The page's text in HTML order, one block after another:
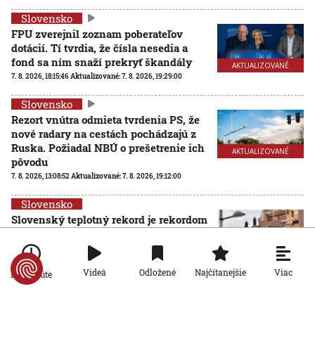
AKTUALIZOVANÉ
Slovensko
FPU zverejnil zoznam poberateľov
dotácií. Tí tvrdia, že čísla nesedia a
fond sa ním snaží prekryť škandály
7. 8. 2026, 18:15:46 Aktualizované:7. 8. 2026, 19:29:00
AKTUALIZOVANÉ
Slovensko
Rezort vnútra odmieta tvrdenia PS, že
nové radary na cestách pochádzajú z
Ruska. Požiadal NBÚ o prešetrenie ich
pôvodu
7. 8. 2026, 13:08:52 Aktualizované:7. 8. 2026, 19:12:00
Slovensko
Slovenský teplotný rekord je rekordom
hodnotu namerali v obci Dolné
Plachtince
7. 8. 2026, 12:32:51
Po minúte Videá Odložené Najčítanejšie Viac